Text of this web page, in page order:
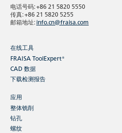
产品新闻/亮点
电话号码: +86 21 5820 5550
传真: +86 21 5820 5255
邮箱地址:info.cn@fraisa.com
在线工具
FRAISA ToolExpert®
CAD 数据
下载检测报告
应用
整体铣削
钻孔
螺纹